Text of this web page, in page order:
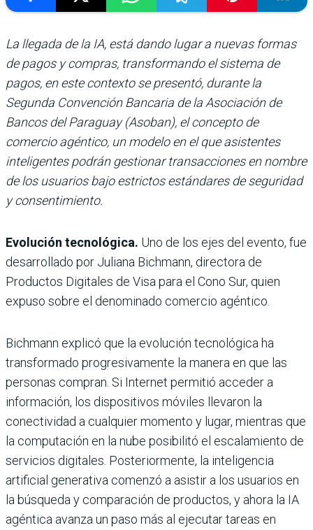
La llegada de la IA, está dando lugar a nuevas formas
de pagos y compras, transformando el sistema de
pagos, en este contexto se presentó, durante la
Segunda Convención Bancaria de la Asociación de
Bancos del Paraguay (Asoban), el concepto de
comercio agéntico, un modelo en el que asistentes
inteligentes podrán gestionar transacciones en nombre
de los usuarios bajo estrictos estándares de seguridad
y consentimiento.
Evolución tecnológica. Uno de los ejes del evento, fue
desarrollado por Juliana Bichmann, directora de
Productos Digitales de Visa para el Cono Sur, quien
expuso sobre el denominado comercio agéntico.
Bichmann explicó que la evolución tecnológica ha
transformado progresivamente la manera en que las
personas compran. Si Internet permitió acceder a
información, los dispositivos móviles llevaron la
conectividad a cualquier momento y lugar, mientras que
la computación en la nube posibilitó el escalamiento de
servicios digitales. Posteriormente, la inteligencia
artificial generativa comenzó a asistir a los usuarios en
la búsqueda y comparación de productos, y ahora la IA
agéntica avanza un paso más al ejecutar tareas en